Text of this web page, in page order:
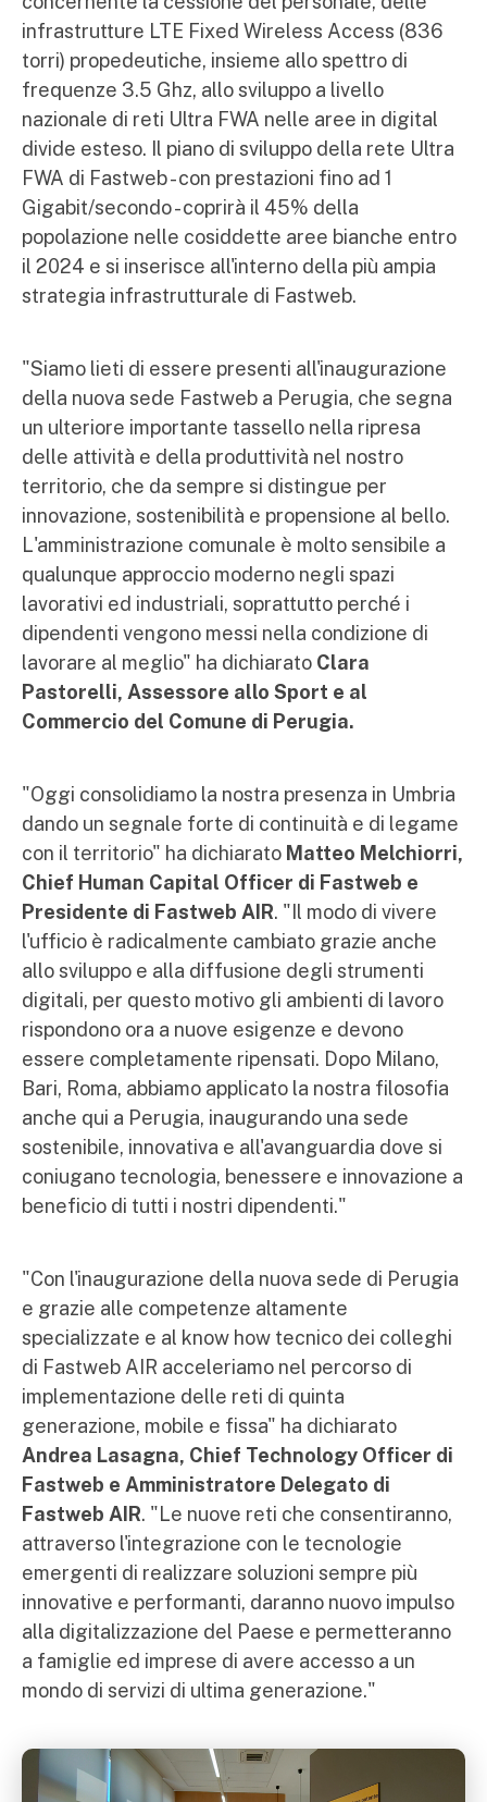
infrastrutture LTE Fixed Wireless Access (836
torri) propedeutiche, insieme allo spettro di
frequenze 3.5 Ghz, allo sviluppo a livello
nazionale di reti Ultra FWA nelle aree in digital
divide esteso. Il piano di sviluppo della rete Ultra
FWA di Fastweb - con prestazioni fino ad 1
Gigabit/secondo - coprirà il 45% della
popolazione nelle cosiddette aree bianche entro
il 2024 e si inserisce all'interno della più ampia
strategia infrastrutturale di Fastweb.
"Siamo lieti di essere presenti all'inaugurazione
della nuova sede Fastweb a Perugia, che segna
un ulteriore importante tassello nella ripresa
delle attività e della produttività nel nostro
territorio, che da sempre si distingue per
innovazione, sostenibilità e propensione al bello.
L'amministrazione comunale è molto sensibile a
qualunque approccio moderno negli spazi
lavorativi ed industriali, soprattutto perché i
dipendenti vengono messi nella condizione di
lavorare al meglio" ha dichiarato Clara
Pastorelli, Assessore allo Sport e al
Commercio del Comune di Perugia.
"Oggi consolidiamo la nostra presenza in Umbria
dando un segnale forte di continuità e di legame
con il territorio" ha dichiarato Matteo Melchiorri,
Chief Human Capital Officer di Fastweb e
Presidente di Fastweb AIR. "Il modo di vivere
l'ufficio è radicalmente cambiato grazie anche
allo sviluppo e alla diffusione degli strumenti
digitali, per questo motivo gli ambienti di lavoro
rispondono ora a nuove esigenze e devono
essere completamente ripensati. Dopo Milano,
Bari, Roma, abbiamo applicato la nostra filosofia
anche qui a Perugia, inaugurando una sede
sostenibile, innovativa e all'avanguardia dove si
coniugano tecnologia, benessere e innovazione a
beneficio di tutti i nostri dipendenti."
"Con l'inaugurazione della nuova sede di Perugia
e grazie alle competenze altamente
specializzate e al know how tecnico dei colleghi
di Fastweb AIR acceleriamo nel percorso di
implementazione delle reti di quinta
generazione, mobile e fissa" ha dichiarato
Andrea Lasagna, Chief Technology Officer di
Fastweb e Amministratore Delegato di
Fastweb AIR. "Le nuove reti che consentiranno,
attraverso l'integrazione con le tecnologie
emergenti di realizzare soluzioni sempre più
innovative e performanti, daranno nuovo impulso
alla digitalizzazione del Paese e permetteranno
a famiglie ed imprese di avere accesso a un
mondo di servizi di ultima generazione."